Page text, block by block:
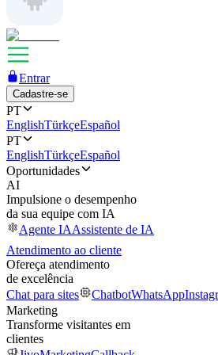
Entrar
Cadastre-se
PT
EnglishTürkçeEspañol
PT
EnglishTürkçeEspañol
Oportunidades
AI
Impulsione o desempenho
da sua equipe com IA
Agente IAAssistente de IA
Atendimento ao cliente
Ofereça atendimento
de excelência
Chat para sites
ChatbotWhatsApp
Marketing
Transforme visitantes em
clientes